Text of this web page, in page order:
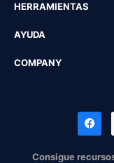
HERRAMIENTAS
AYUDA
COMPANY
Consigue